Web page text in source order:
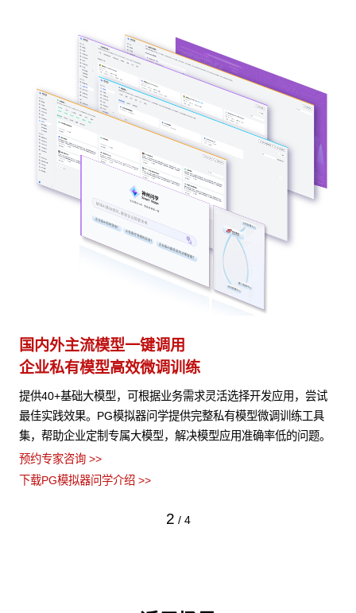
多模态多层级知识库权限管理
激活企业数据资产
PG模拟器问学支持文本、图片、音视频、网页等结构化与非结构
化知识格式有效整合， 可结合访问权限进行管理控制，保障数据
安全，打造企业级私域知识库。
预约专家咨询 >>
下载PG模拟器问学介绍 >>
3 / 4